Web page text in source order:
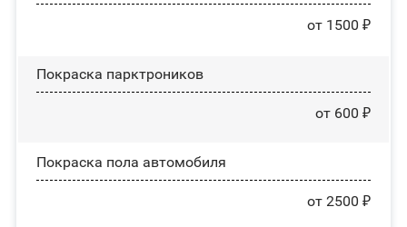
от 1500 ₽
Покраска парктроников
от 600 ₽
Покраска пола автомобиля
от 2500 ₽